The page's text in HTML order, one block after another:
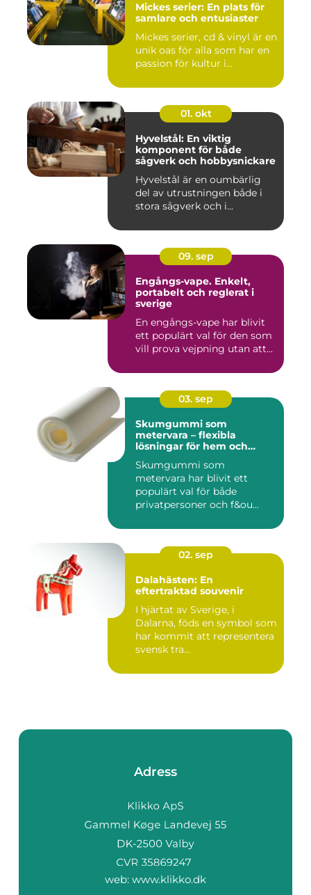
Mickes serier: En plats för
samlare och entusiaster
Mickes serier, cd & vinyl är en
unik oas för alla som har en
passion för kultur i...
01. okt
Hyvelstål: En viktig
komponent för både
sågverk och hobbysnickare
Hyvelstål är en oumbärlig
del av utrustningen både i
stora sågverk och i...
09. sep
Engångs-vape. Enkelt,
portabelt och reglerat i
sverige
En engångs-vape har blivit
ett populärt val för den som
vill prova vejpning utan att...
03. sep
Skumgummi som
metervara – flexibla
lösningar för hem och
Skumgummi som
metervara har blivit ett
populärt val för både
privatpersoner och f&ou...
02. sep
Dalahästen: En
eftertraktad souvenir
I hjärtat av Sverige, i
Dalarna, föds en symbol som
har kommit att representera
svensk tra...
Adress
web: www.klikko.dk